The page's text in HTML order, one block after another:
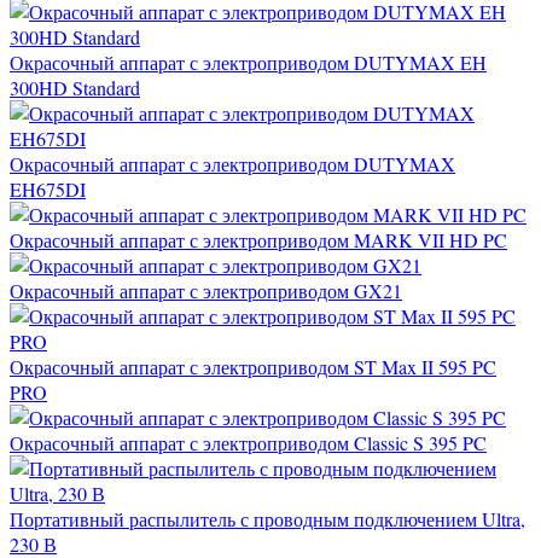
Окрасочный аппарат с электроприводом DUTYMAX EH
300HD Standard
Окрасочный аппарат с электроприводом DUTYMAX
EH675DI
Окрасочный аппарат с электроприводом MARK VII HD PC
Окрасочный аппарат с электроприводом GX21
Окрасочный аппарат с электроприводом ST Max II 595 PC
PRO
Окрасочный аппарат с электроприводом Classic S 395 PC
Портативный распылитель с проводным подключением Ultra,
230 В